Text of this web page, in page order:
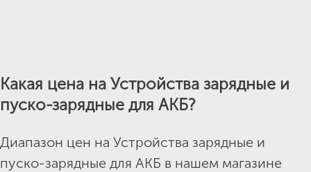
Какая цена на Устройства зарядные и
пуско-зарядные для АКБ?
Диапазон цен на Устройства зарядные и
пуско-зарядные для АКБ в нашем магазине